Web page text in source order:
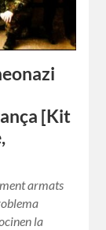
[Kit
armats
la